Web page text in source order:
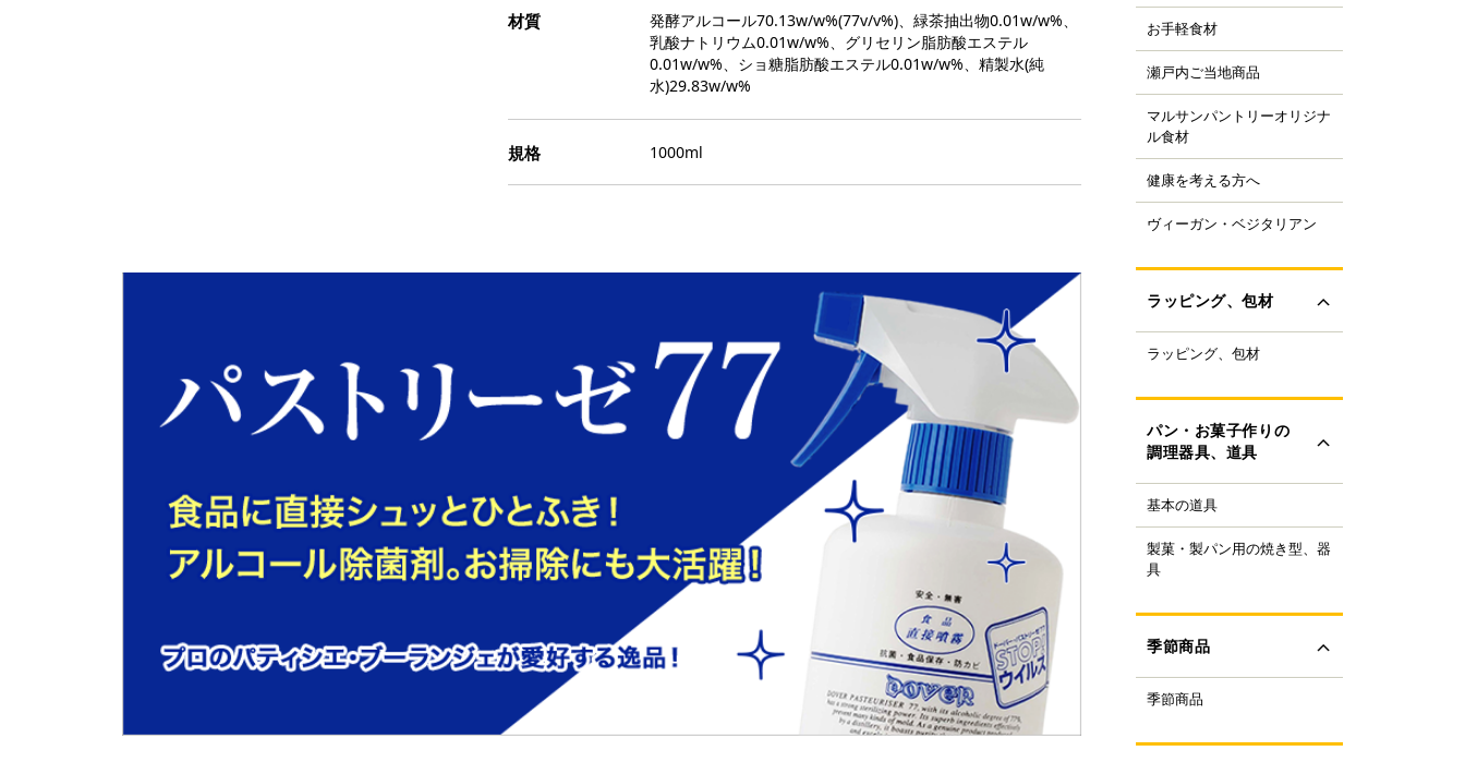
発酵アルコール70.13w/w%(77v/v%)、緑茶抽出物0.01w/w%、
乳酸ナトリウム0.01w/w%、グリセリン脂肪酸エステル
0.01w/w%、ショ糖脂肪酸エステル0.01w/w%、精製水(純
水)29.83w/w%
1000ml
冷凍白玉、ぎゅうひ
すべて見る
すべて見る
すべて見る
フードペン、チョコペン
金箔、金粉
ナパージュ
チョコプレート
すべて見る
お手軽食材
パン用
お菓子用
氷カフェ
瀬戸内ご当地商品
マルサンパントリーオリジナ
ル食材
柑橘
すべて見る
健康を考える方へ
スーパーフード
トランスファットフリー
アルミフリー
糖質OFF
ヴィーガン・ベジタリアン
ラッピング、包材
ラッピング、包材
ケーキ箱
袋類
デザート容器
保存用品
キャンドル、ろうそく
リボン、タイ、タグ
ピック、プレート
レースペーパー、包装紙
すべて見る
パン・お菓子作りの
調理器具、道具
基本の道具
調理器具
絞り袋・口金
衛生用品
製菓・製パン用の焼き型、器
具
パンの焼き型
パンの器具
お菓子の焼き型
お菓子の器具
抜き型
セルクル型
アルミプリン、ゼリー型
季節商品
季節商品
バレンタイン
いちご